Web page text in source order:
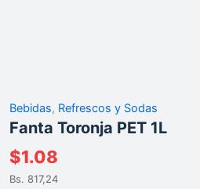
Bebidas, Refrescos y Sodas
Fanta Toronja PET 1L
$1.08
Bs. 817,24